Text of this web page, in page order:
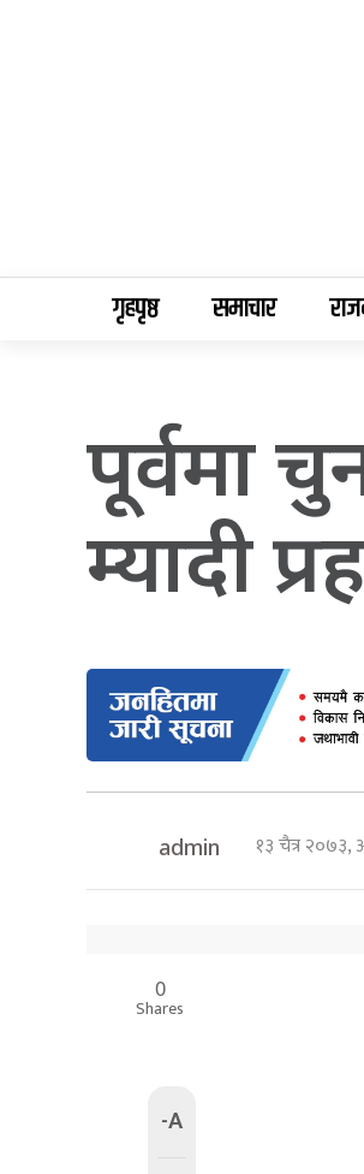
गृहपृष्ठ समाचार
पूर्वमा
म्यादी
admin १३ चैत्र २०७३,
0
Shares
-A